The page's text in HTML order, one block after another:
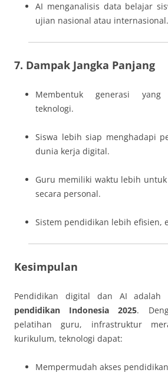
AI menganalisis data belajar
ujian nasional atau internasional.
7. Dampak Jangka Panjang
Membentuk generasi
teknologi.
Siswa lebih siap menghadapi
dunia kerja digital.
Guru memiliki waktu lebih
secara personal.
Sistem pendidikan lebih efisien,
Kesimpulan
Pendidikan digital dan AI adalah
pendidikan Indonesia 2025.
pelatihan guru, infrastruktur
kurikulum, teknologi dapat:
Mempermudah akses